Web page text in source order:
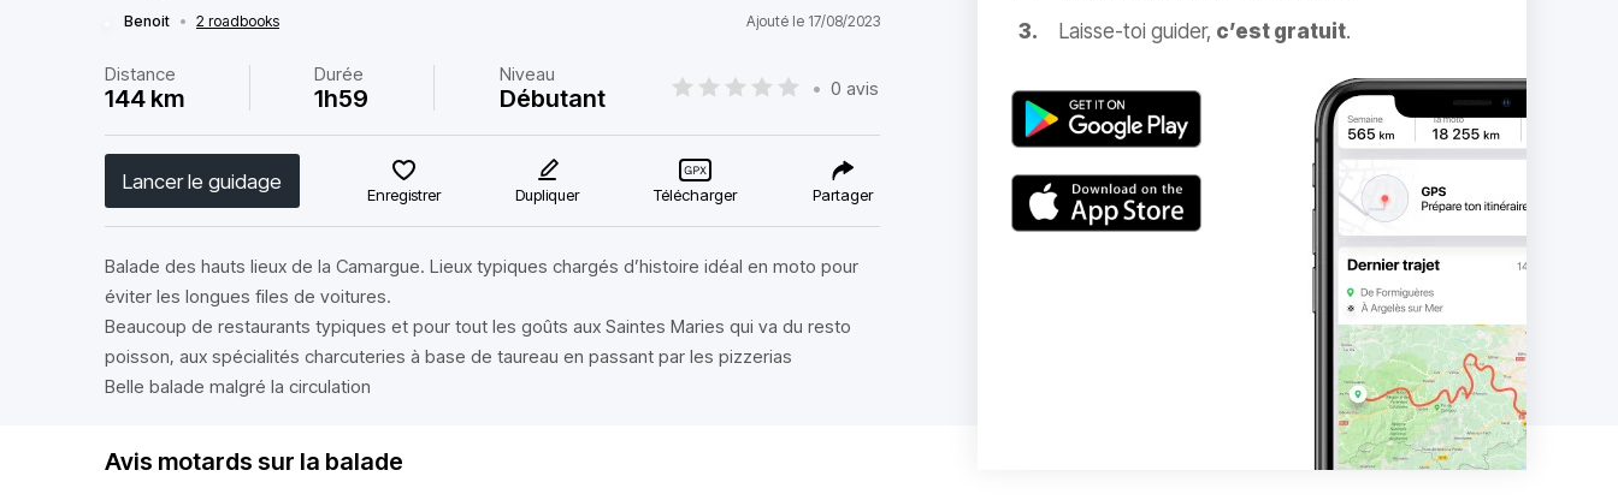
Benoit • 2 roadbooks Ajouté le 17/08/2023
Distance
144 km
Durée
1h59
Niveau
Débutant • 0 avis
Lancer le guidage
Enregistrer Dupliquer Télécharger Partager
Balade des hauts lieux de la Camargue. Lieux typiques chargés d’histoire idéal en moto pour
éviter les longues files de voitures.
Beaucoup de restaurants typiques et pour tout les goûts aux Saintes Maries qui va du resto
poisson, aux spécialités charcuteries à base de taureau en passant par les pizzerias
Belle balade malgré la circulation
Laisse-toi guider, c’est gratuit.
Avis motards sur la balade